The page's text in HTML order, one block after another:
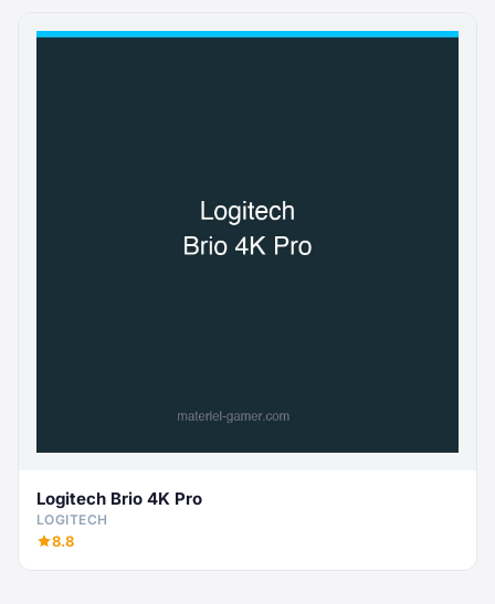
Logitech Brio 4K Pro
LOGITECH
8.8